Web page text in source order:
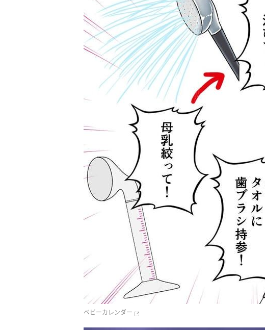
ベビーカレンダー